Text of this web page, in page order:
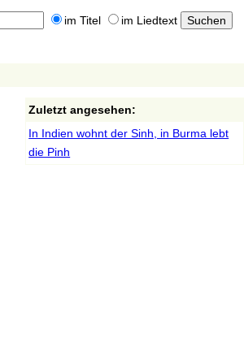
im Titel im Liedtext
Zuletzt angesehen:
In Indien wohnt der Sinh, in Burma lebt
die Pinh